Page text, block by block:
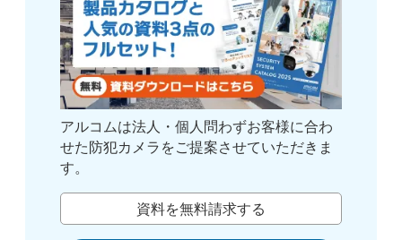
アルコムは法人・個人問わずお客様に合わ
せた防犯カメラをご提案させていただきま
す。
資料を無料請求する